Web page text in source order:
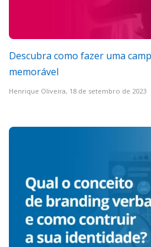
Descubra como fazer uma
memorável
Henrique Oliveira, 18 de setembro de 2023